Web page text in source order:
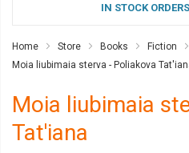
IN STOCK
Home Store Books Fiction
Moia liubimaia sterva - Poliakova
Moia liubimaia
Tat'iana